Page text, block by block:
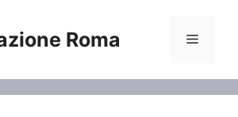
Roma Menu